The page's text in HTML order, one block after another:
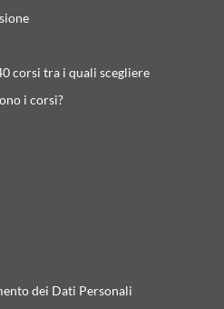
corsi tra i quali scegliere
i corsi?
dei Dati Personali